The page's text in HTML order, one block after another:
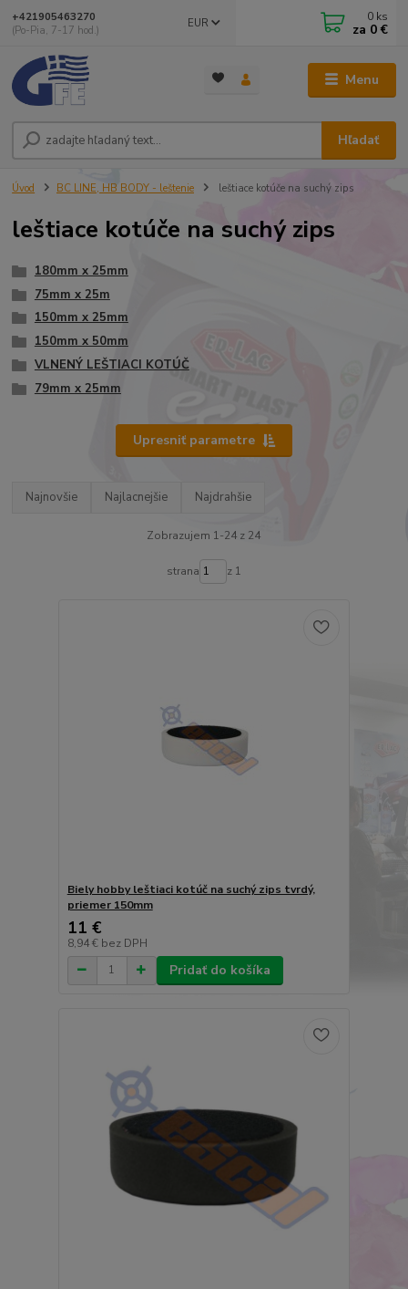
Menu
EUR
Hľadať
+421905463270
(Po-Pia, 7-17 hod.)
0 ks
za 0 €
Úvod BC LINE, HB BODY - leštenie leštiace kotúče na suchý zips
leštiace kotúče na suchý zips
180mm x 25mm
75mm x 25m
150mm x 25mm
150mm x 50mm
VLNENÝ LEŠTIACI KOTÚČ
79mm x 25mm
Upresniť parametre
Najnovšie Najlacnejšie Najdrahšie
Zobrazujem 1-24 z 24
strana z 1
Biely hobby leštiaci kotúč na suchý zips tvrdý,
priemer 150mm
11 €
8,94 € bez DPH
Pridať do košíka